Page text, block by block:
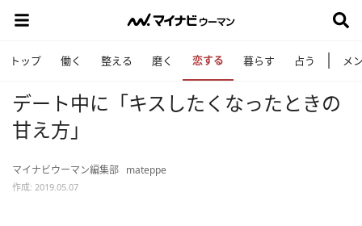
トップ 働く 整える 磨く 恋する 暮らす 占う メ
デート中に「キスしたくなったときの
甘え方」
マイナビウーマン編集部 mateppe
作成: 2019.05.07